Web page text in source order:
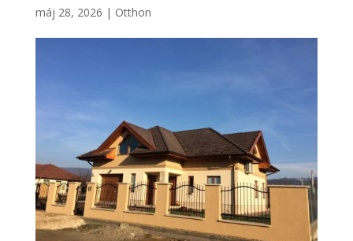
máj 28, 2026 | Otthon